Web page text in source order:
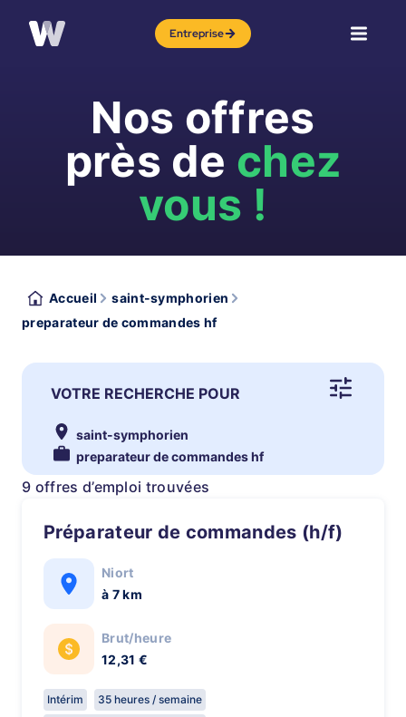
Entreprise
Nos offres
près de chez
vous !
Accueil
saint-symphorien
preparateur de commandes hf
VOTRE RECHERCHE POUR
saint-symphorien
preparateur de commandes hf
9 offres d’emploi trouvées
Préparateur de commandes (h/f)
Niort
à 7 km
Brut/heure
12,31 €
Intérim
35 heures / semaine